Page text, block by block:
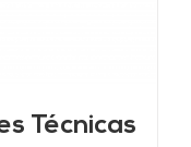
Técnicas